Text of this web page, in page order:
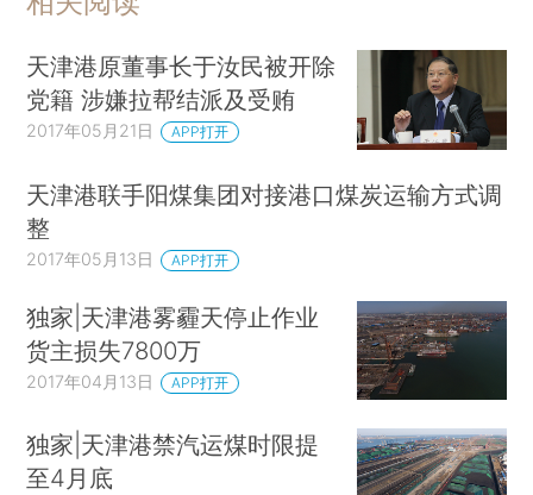
天津港原董事长于汝民被开除
党籍 涉嫌拉帮结派及受贿
2017年05月21日 APP打开
天津港联手阳煤集团对接港口煤炭运输方式调
整
2017年05月13日 APP打开
独家|天津港雾霾天停止作业
货主损失7800万
2017年04月13日 APP打开
独家|天津港禁汽运煤时限提
至4月底